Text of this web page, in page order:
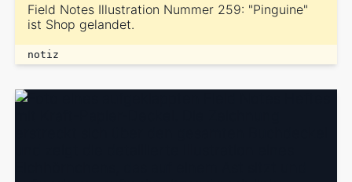
Field Notes Illustration Nummer 259: "Pinguine"
ist Shop gelandet.
notiz